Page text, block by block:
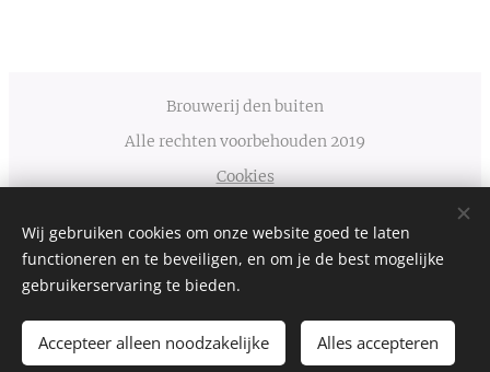
TOEVOEGEN AAN DE WINKELWAGEN
Brouwerij den buiten
Alle rechten voorbehouden 2019
Cookies
Nederlands
English
Wij gebruiken cookies om onze website goed te laten
functioneren en te beveiligen, en om je de best mogelijke
gebruikerservaring te bieden.
Accepteer alleen noodzakelijke Alles accepteren